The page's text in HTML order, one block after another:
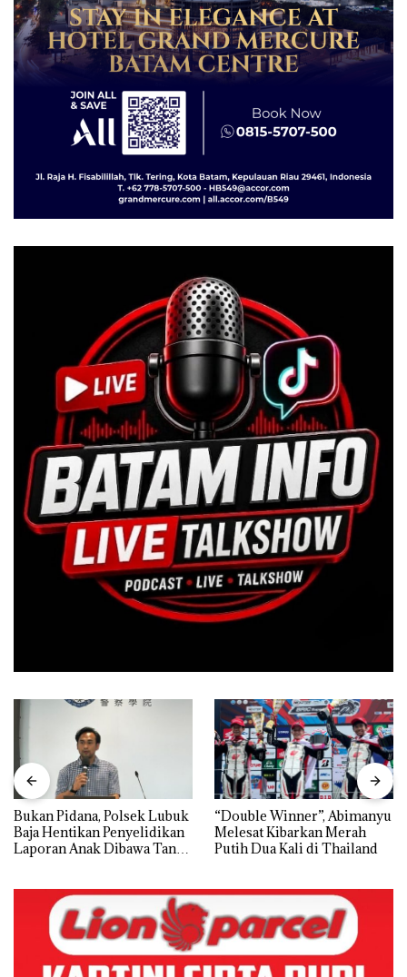
Bukan Pidana, Polsek Lubuk
Baja Hentikan Penyelidikan
Laporan Anak Dibawa Tanpa
“Double Winner”, Abimanyu
Melesat Kibarkan Merah
Putih Dua Kali di Thailand